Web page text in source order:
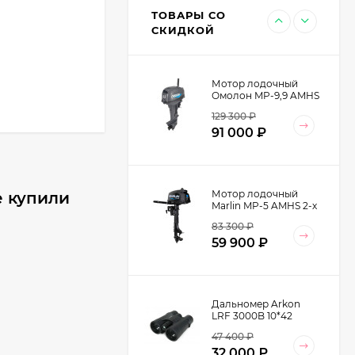
купили
ТОВАРЫ СО
СКИДКОЙ8 990
Мотор лодочный
Омолон MP-9,9 AMHS
129 300₽
91 000 ₽
Мотор лодочный
Marlin MP-5 AMHS 2-х
83 300₽
59 900 ₽
Дальномер Arkon
LRF 3000B 10*42
47 400₽